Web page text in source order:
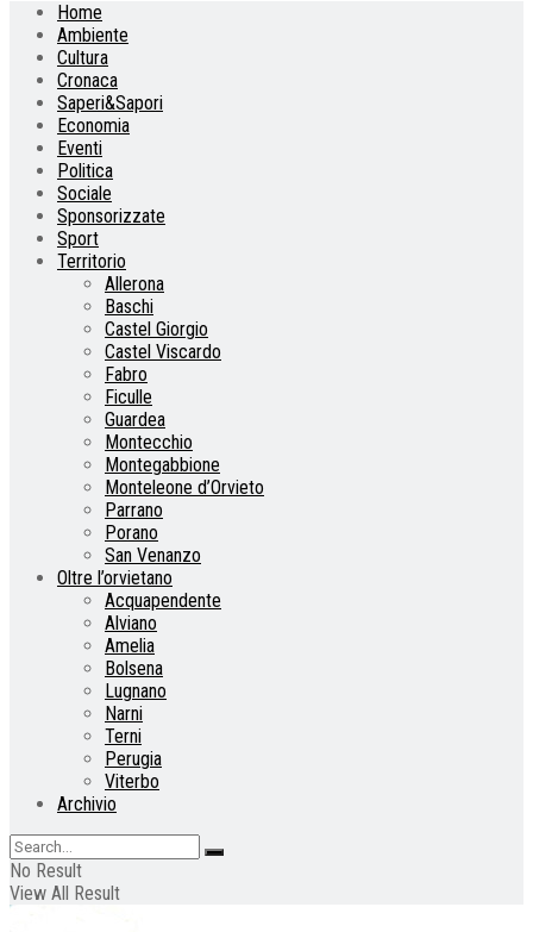
Home
Ambiente
Cultura
Cronaca
Saperi&Sapori
Economia
Eventi
Politica
Sociale
Sponsorizzate
Sport
Territorio
Allerona
Baschi
Castel Giorgio
Castel Viscardo
Fabro
Ficulle
Guardea
Montecchio
Montegabbione
Monteleone d’Orvieto
Parrano
Porano
San Venanzo
Oltre l’orvietano
Acquapendente
Alviano
Amelia
Bolsena
Lugnano
Narni
Terni
Perugia
Viterbo
Archivio
No Result
View All Result